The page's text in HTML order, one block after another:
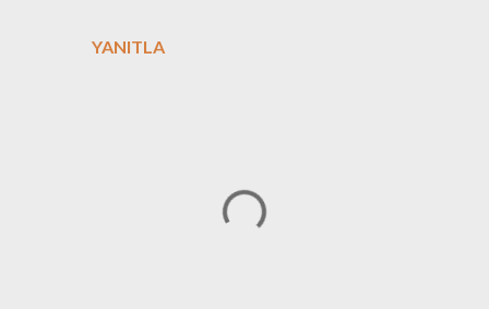
YANITLA